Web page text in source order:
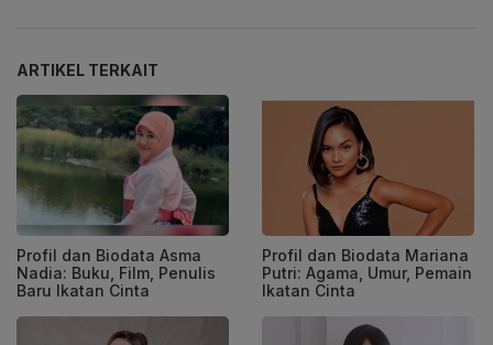
ARTIKEL TERKAIT
Profil dan Biodata Asma
Nadia: Buku, Film, Penulis
Baru Ikatan Cinta
Profil dan Biodata Mariana
Putri: Agama, Umur, Pemain
Ikatan Cinta